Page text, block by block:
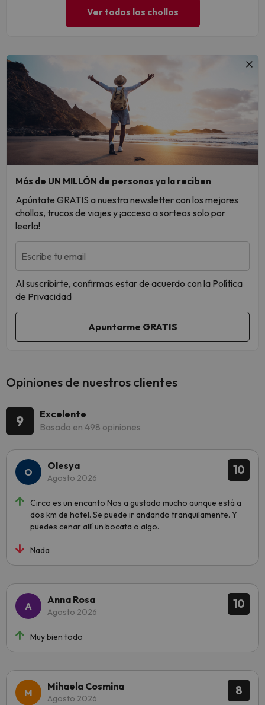
Ver todos los chollos
Más de UN MILLÓN de personas ya la reciben
Apúntate GRATIS a nuestra newsletter con los mejores
chollos, trucos de viajes y ¡acceso a sorteos solo por
leerla!
Escribe tu email
Al suscribirte, confirmas estar de acuerdo con la Política
de Privacidad
Opiniones de nuestros clientes
9
Excelente
Basado en 498 opiniones
10
Olesya
Agosto 2026
Circo es un encanto Nos a gustado mucho aunque está a
dos km de hotel. Se puede ir andando tranquilamente. Y
puedes cenar allí un bocata o algo.
Nada
10
Anna Rosa
Agosto 2026
Muy bien todo
8
Mihaela Cosmina
Agosto 2026